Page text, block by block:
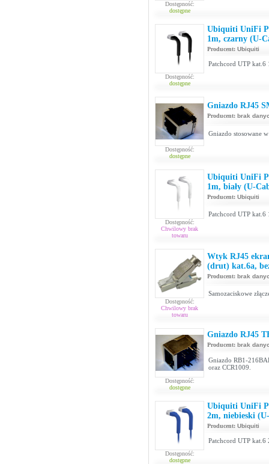
Dostępność:
dostępne
Dostępność:
dostępne
Ubiquiti UniFi
1m, czarny (U-
Producent: Ubiquiti
Patchcord UTP kat.6
Dostępność:
dostępne
Gniazdo RJ45
Producent: brak
Gniazdo stosowane
Dostępność:
Chwilowy brak
towaru
Ubiquiti UniFi
1m, biały (U-
Producent: Ubiquiti
Patchcord UTP kat.6
Dostępność:
Chwilowy brak
towaru
Wtyk RJ45
(drut) kat.6a,
Producent: brak
Samozaciskowe
Dostępność:
dostępne
Gniazdo RJ45
Producent: brak
Gniazdo RB1-
oraz CCR1009.
Dostępność:
dostępne
Ubiquiti UniFi
2m, niebieski
Producent: Ubiquiti
Patchcord UTP kat.6